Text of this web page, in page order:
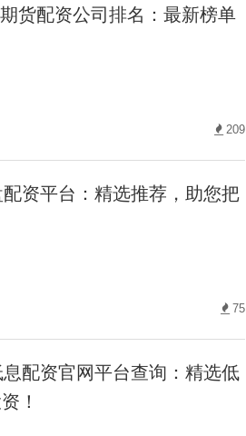
货配资公司排名：最新榜单
209
资平台：精选推荐，助您把
75
配资官网平台查询：精选低
！